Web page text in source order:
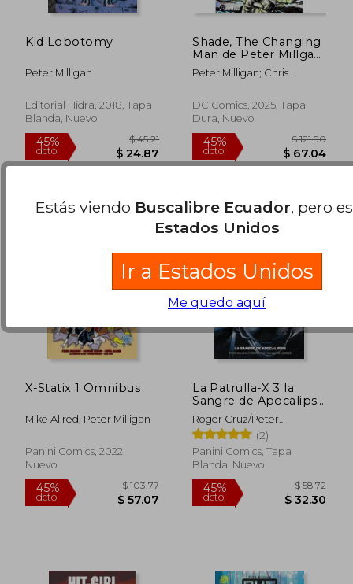
45%
dcto. $ 25.66
45%
dcto.
45%
dcto.
$ 54.25
$ 29.84
45%
dcto.
$
$
Kid Lobotomy
Peter Milligan
Editorial Hidra, 2018, Tapa
Blanda, Nuevo
Shade, The Changing
Man de Peter Millgan
y Chris Bachalo 1
Peter Milligan; Chris
DC Comics, 2025, Tapa
Dura, Nuevo
X-Statix 1 Omnibus
Mike Allred, Peter Milligan
Panini Comics, 2022,
Nuevo
La Patrulla-X 3 la
Sangre de Apocalipsis
Marvel Must-Have
Roger Cruz/Peter
Milligan/Salvador Larro
(2)
Panini Comics, Tapa
Blanda, Nuevo
Estás viendo Buscalibre Ecuador, pero
Estados Unidos
Ir a Estados Unidos
Me quedo aquí